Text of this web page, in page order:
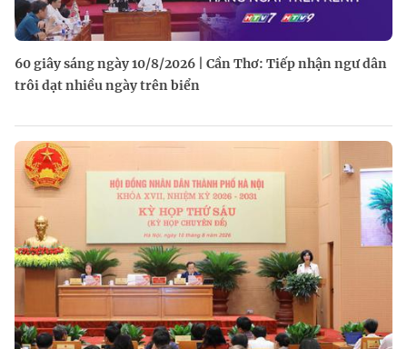
60 giây sáng ngày 10/8/2026 | Cần Thơ: Tiếp nhận ngư dân
trôi dạt nhiều ngày trên biển